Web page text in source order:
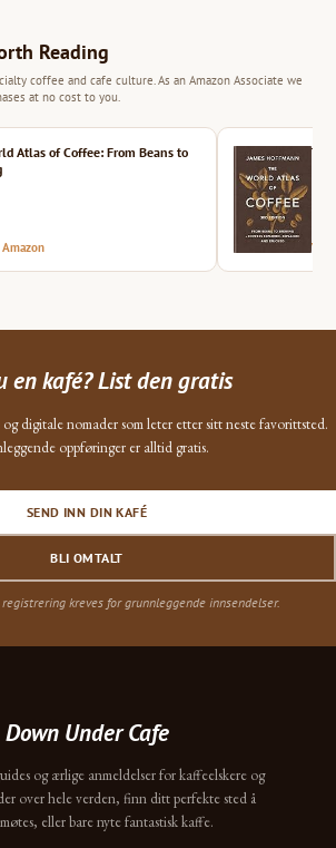
Reading
coffee and cafe culture. As an Amazon Associate we
at no cost to you.
Atlas of Coffee: From Beans to
en kafé? List den gratis
digitale nomader som leter etter sitt neste favorittsted.
oppføringer er alltid gratis.
SEND INN DIN KAFÉ
BLI OMTALT
kreves for grunnleggende innsendelser.
Down Under Cafe
og ærlige anmeldelser for kaffeelskere og
over hele verden, finn ditt perfekte sted å
eller bare nyte fantastisk kaffe.